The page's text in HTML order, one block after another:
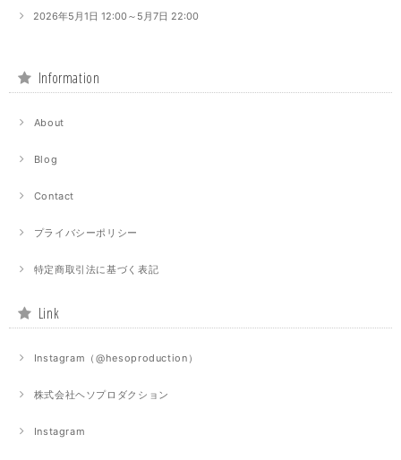
2026年5月1日 12:00～5月7日 22:00
Information
About
Blog
Contact
プライバシーポリシー
特定商取引法に基づく表記
Link
Instagram（@hesoproduction）
株式会社ヘソプロダクション
Instagram